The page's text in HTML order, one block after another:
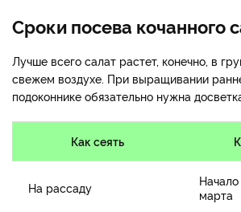
Сроки посева кочанного
Лучше всего салат растет, конечно, в
свежем воздухе. При выращивании
подоконнике обязательно нужна
Как сеять
На рассаду
марта